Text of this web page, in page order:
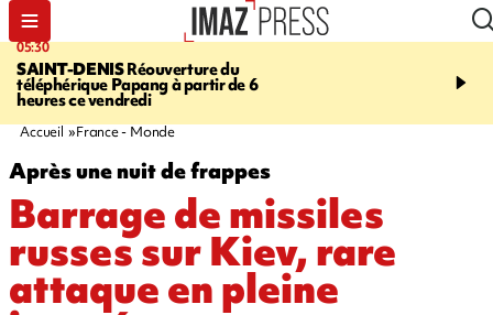
05:30
SAINT-DENISRéouverture du
téléphérique Papang à partir de 6
heures ce vendredi
07:00
Un vendredi
Accueil France - Monde
Après une nuit de frappes
Barrage de missiles
russes sur Kiev, rare
attaque en pleine